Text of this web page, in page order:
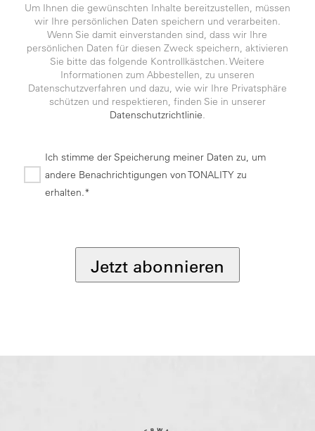
Um Ihnen die gewünschten Inhalte bereitzustellen, müssen
wir Ihre persönlichen Daten speichern und verarbeiten.
Wenn Sie damit einverstanden sind, dass wir Ihre
persönlichen Daten für diesen Zweck speichern, aktivieren
Sie bitte das folgende Kontrollkästchen. Weitere
Informationen zum Abbestellen, zu unseren
Datenschutzverfahren und dazu, wie wir Ihre Privatsphäre
schützen und respektieren, finden Sie in unserer
Datenschutzrichtlinie.
Ich stimme der Speicherung meiner Daten zu, um
andere Benachrichtigungen von TONALITY zu
erhalten.*
Jetzt abonnieren